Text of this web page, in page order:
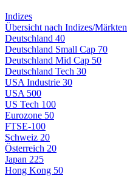
Indizes
Übersicht nach Indizes/Märkten
Deutschland 40
Deutschland Small Cap 70
Deutschland Mid Cap 50
Deutschland Tech 30
USA Industrie 30
USA 500
US Tech 100
Eurozone 50
FTSE-100
Schweiz 20
Österreich 20
Japan 225
Hong Kong 50